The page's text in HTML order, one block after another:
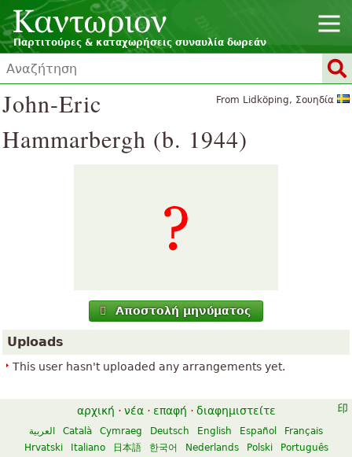
Παρτιτούρες & καταχωρήσεις συναυλία δωρεάν
From Lidköping, Σουηδία
John-Eric
Hammarbergh (b. 1944)
Αποστολή μηνύματος
Uploads
This user hasn't uploaded any arrangements yet.
αρχική · νέα · επαφή · διαφημιστείτε
العربية Català Cymraeg Deutsch English Español
Français
Hrvatski
Italiano 日本語 한국어 Nederlands Polski
Português